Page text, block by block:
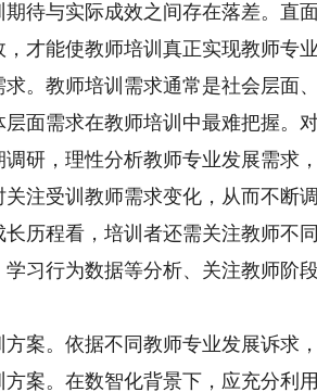
待与实际成效之间存在落差。直
才能使教师培训真正实现教师专
教师培训需求通常是社会层面
面需求在教师培训中最难把握。
研，理性分析教师专业发展需求
注受训教师需求变化，从而不断
历程看，培训者还需关注教师不
习行为数据等分析、关注教师阶
。依据不同教师专业发展诉求
案。在数智化背景下，应充分利